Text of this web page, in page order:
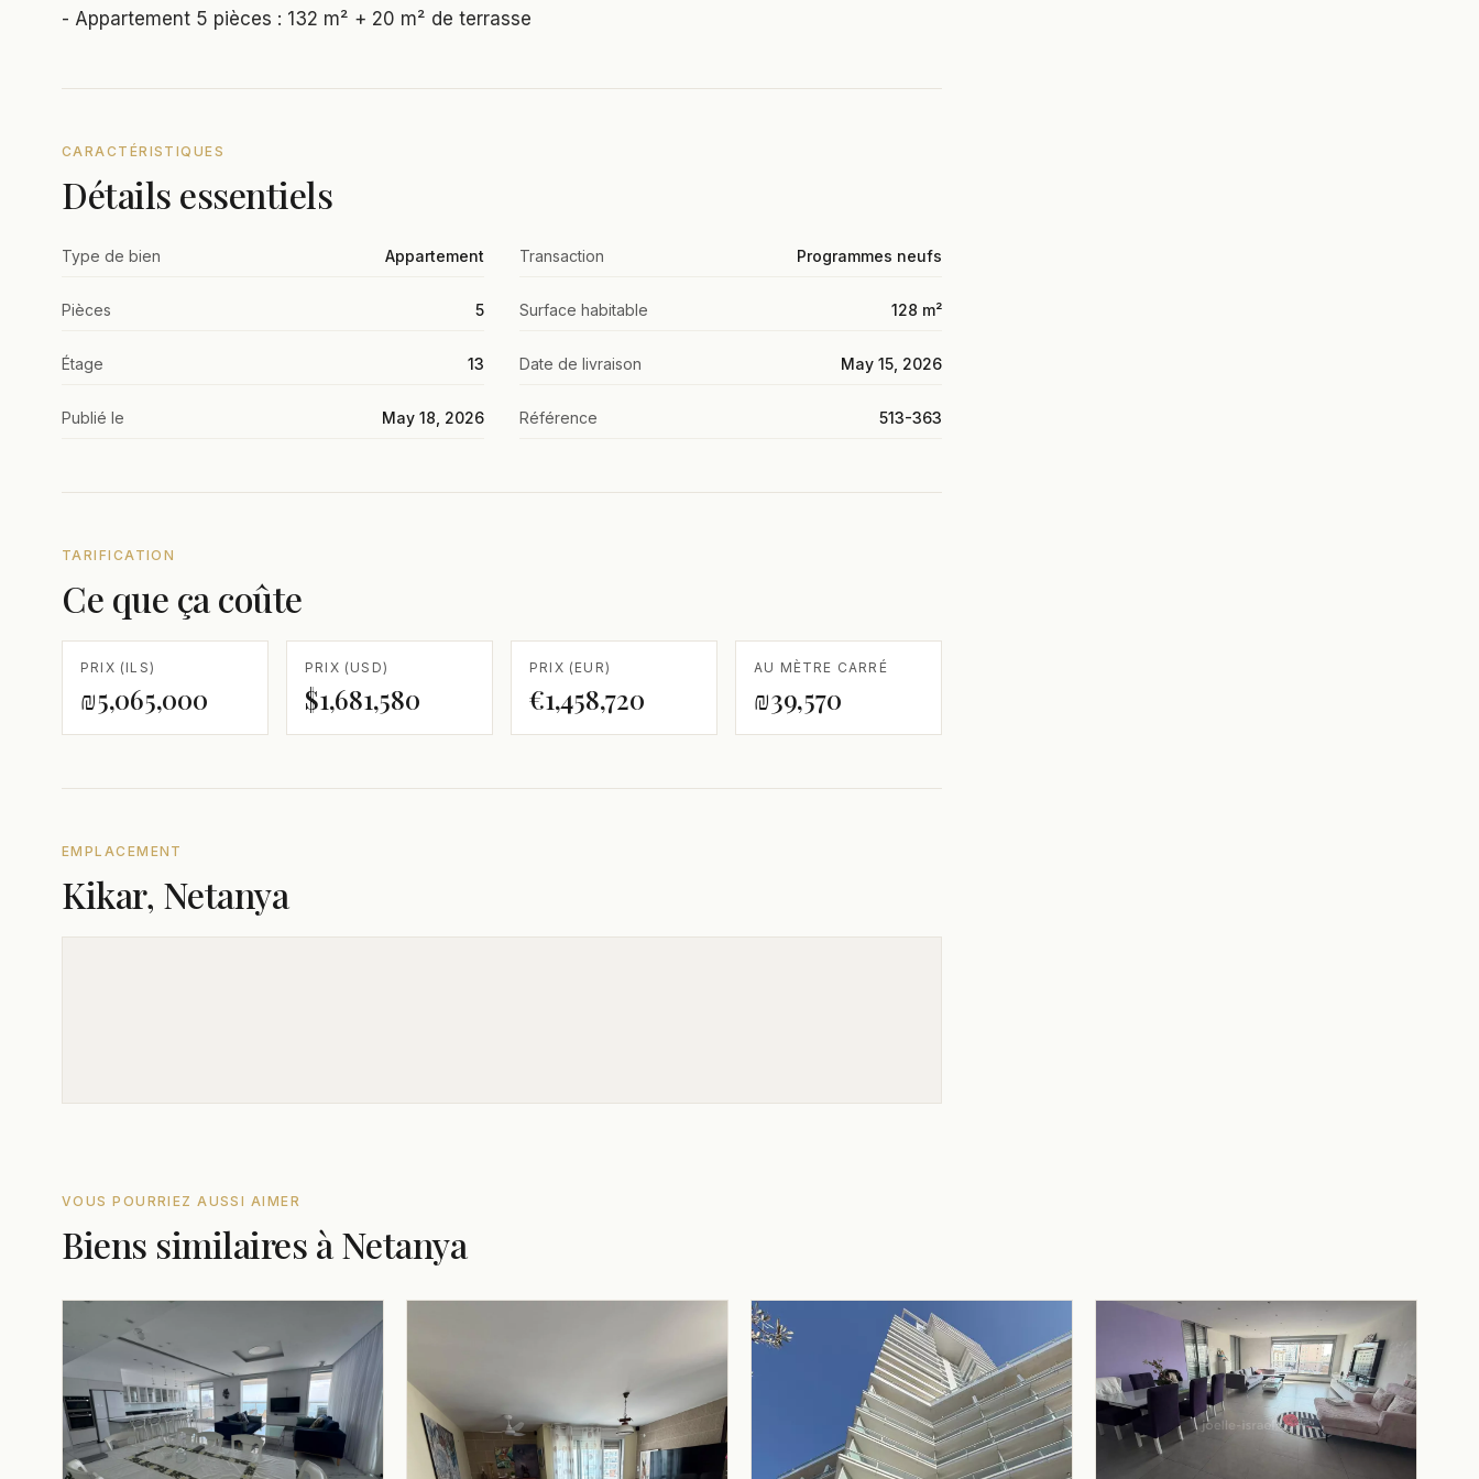
- Appartement 5 pièces : 132 m² + 20 m² de terrasse
CARACTÉRISTIQUES
Détails essentiels
Type de bien Appartement Transaction Programmes neufs
Pièces 5 Surface habitable 128 m²
Étage 13 Date de livraison May 15, 2026
Publié le May 18, 2026 Référence 513-363
TARIFICATION
Ce que ça coûte
PRIX (ILS)
₪5,065,000
PRIX (USD)
$1,681,580
PRIX (EUR)
€1,458,720
AU MÈTRE CARRÉ
₪39,570
EMPLACEMENT
Kikar, Netanya
VOUS POURRIEZ AUSSI AIMER
Biens similaires à Netanya